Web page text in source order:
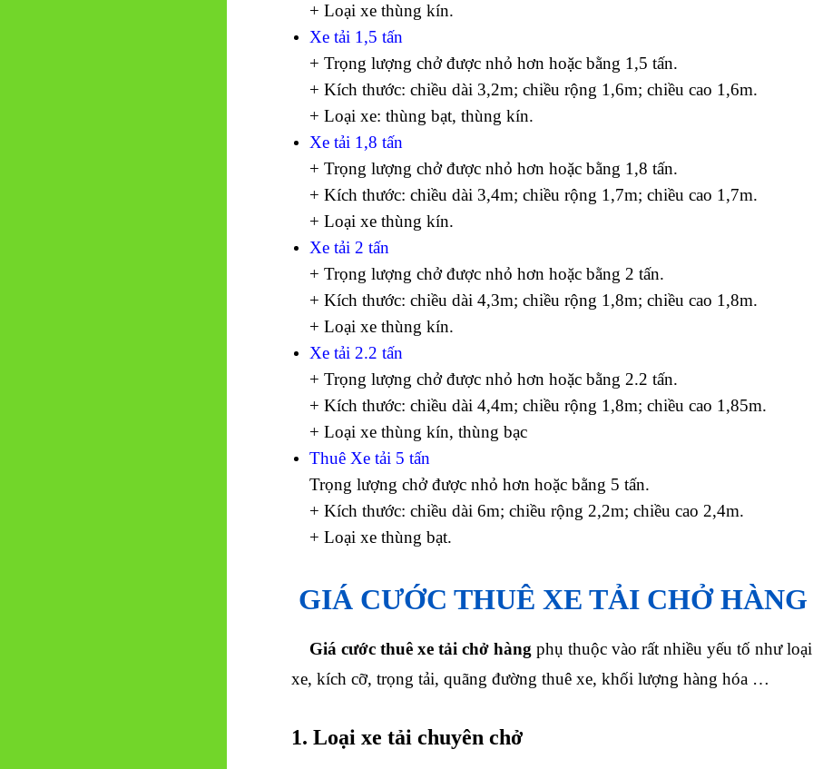
+ Loại xe thùng kín.
Xe tải 1,5 tấn
+ Trọng lượng chở được nhỏ hơn hoặc bằng 1,5 tấn.
+ Kích thước: chiều dài 3,2m; chiều rộng 1,6m; chiều cao 1,6m.
+ Loại xe: thùng bạt, thùng kín.
Xe tải 1,8 tấn
+ Trọng lượng chở được nhỏ hơn hoặc bằng 1,8 tấn.
+ Kích thước: chiều dài 3,4m; chiều rộng 1,7m; chiều cao 1,7m.
+ Loại xe thùng kín.
Xe tải 2 tấn
+ Trọng lượng chở được nhỏ hơn hoặc bằng 2 tấn.
+ Kích thước: chiều dài 4,3m; chiều rộng 1,8m; chiều cao 1,8m.
+ Loại xe thùng kín.
Xe tải 2.2 tấn
+ Trọng lượng chở được nhỏ hơn hoặc bằng 2.2 tấn.
+ Kích thước: chiều dài 4,4m; chiều rộng 1,8m; chiều cao 1,85m.
+ Loại xe thùng kín, thùng bạc
Thuê Xe tải 5 tấn
Trọng lượng chở được nhỏ hơn hoặc bằng 5 tấn.
+ Kích thước: chiều dài 6m; chiều rộng 2,2m; chiều cao 2,4m.
+ Loại xe thùng bạt.
GIÁ CƯỚC THUÊ XE TẢI CHỞ HÀNG
Giá cước thuê xe tải chở hàng phụ thuộc vào rất nhiều yếu tố như loại
xe, kích cỡ, trọng tải, quãng đường thuê xe, khối lượng hàng hóa …
1. Loại xe tải chuyên chở